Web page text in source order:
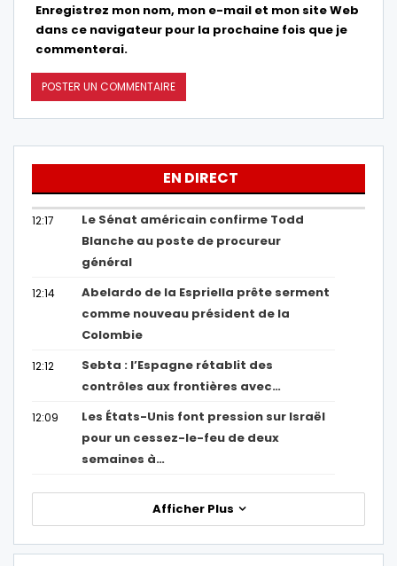
Enregistrez mon nom, mon e-mail et mon site Web
dans ce navigateur pour la prochaine fois que je
commenterai.
EN DIRECT
12:17
Le Sénat américain confirme Todd
Blanche au poste de procureur
général
12:14
Abelardo de la Espriella prête serment
comme nouveau président de la
Colombie
12:12
Sebta : l’Espagne rétablit des
contrôles aux frontières avec…
12:09
Les États-Unis font pression sur Israël
pour un cessez-le-feu de deux
semaines à…
Afficher Plus